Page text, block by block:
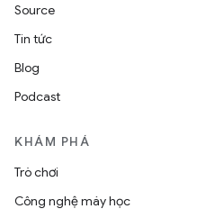
Source
Tin tức
Blog
Podcast
KHÁM PHÁ
Trò chơi
Công nghệ máy học